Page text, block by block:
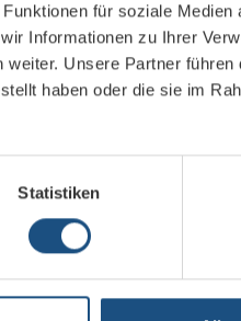
für soziale Medien
Informationen zu Ihrer
Unsere Partner führen
haben oder die sie im
Statistiken